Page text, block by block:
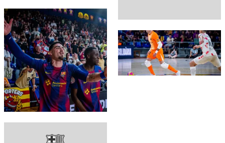
FC Barcelona club badge
FC Barcelona club badge